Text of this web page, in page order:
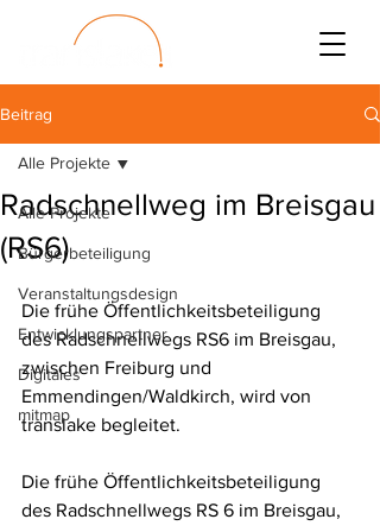
Beitrag
Alle Projekte
Bürgerbeteiligung
Veranstaltungsdesign
Entwicklungspartner
Digitales
mitmap
Alle Projekte
Radschnellweg im Breisgau
(RS6)
Die frühe Öffentlichkeitsbeteiligung
des Radschnellwegs RS6 im Breisgau,
zwischen Freiburg und
Emmendingen/Waldkirch, wird von
translake begleitet.
Die frühe Öffentlichkeitsbeteiligung
des Radschnellwegs RS 6 im Breisgau,